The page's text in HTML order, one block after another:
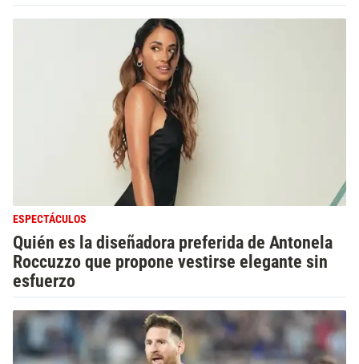
ESPECTÁCULOS
Quién es la diseñadora preferida de Antonela
Roccuzzo que propone vestirse elegante sin
esfuerzo